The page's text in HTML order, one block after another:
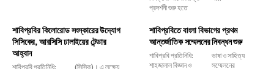
প্রদর্শনী শুরু হতে
শাবিপ্রবির কিলোরোড সংস্কারের উদ্যোগ
সিসিকের, আরসিসি ঢালাইয়ের টেন্ডার
আহ্বান
শাবিপ্রবি প্রতিনিধি:
(সিসিক)। এ লক্ষ্যে
শাবিপ্রবিতে বাংলা বিভাগের প্রথম
আন্তর্জাতিক সম্মেলনের নিবন্ধন শুরু
শাবিপ্রবি প্রতিনিধি:
শাহজালাল বিজ্ঞান ও
ভাষা ও সাহিত্য
সম্মেলনের